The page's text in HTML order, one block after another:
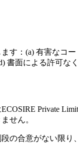
：(a) 有害なコ
面による許可な
Private
せん。
の合意がない限